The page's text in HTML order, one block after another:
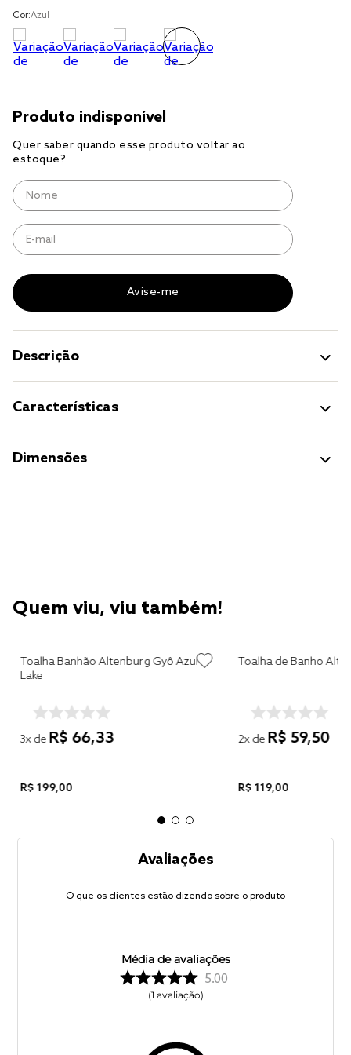
Cor:Azul
Descrição
Características
Dimensões
Quem viu, viu também!
Toalha Banhão Altenburg Gyô Azul
Lake
3x de R$ 66,33
R$ 199,00
Toalha de Banho
2x de R$ 59,50
R$ 119,00
Avaliações
O que os clientes estão dizendo sobre o produto
Média de avaliações
5.00
1 avaliação
cobre leito
cobertor